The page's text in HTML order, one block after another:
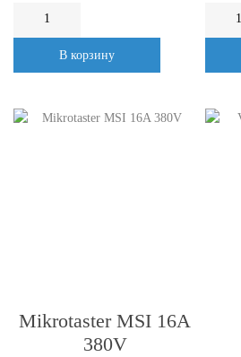
В корзину
Mikrotaster MSI 16A
380V